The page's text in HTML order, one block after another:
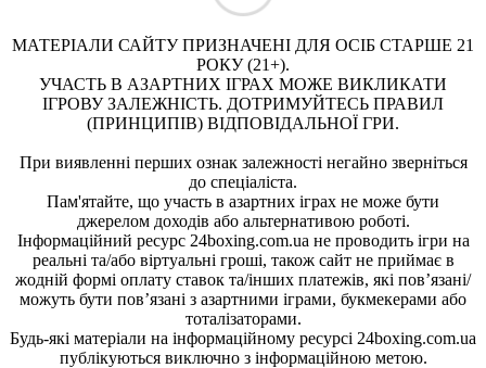
МАТЕРІАЛИ САЙТУ ПРИЗНАЧЕНІ ДЛЯ ОСІБ СТАРШЕ 21
РОКУ (21+).
УЧАСТЬ В АЗАРТНИХ ІГРАХ МОЖЕ ВИКЛИКАТИ
ІГРОВУ ЗАЛЕЖНІСТЬ. ДОТРИМУЙТЕСЬ ПРАВИЛ
(ПРИНЦИПІВ) ВІДПОВІДАЛЬНОЇ ГРИ.
При виявленні перших ознак залежності негайно зверніться
до спеціаліста.
Пам'ятайте, що участь в азартних іграх не може бути
джерелом доходів або альтернативою роботі.
Інформаційний ресурс 24boxing.com.ua не проводить ігри на
реальні та/або віртуальні гроші, також сайт не приймає в
жодній формі оплату ставок та/інших платежів, які пов’язані/
можуть бути пов’язані з азартними іграми, букмекерами або
тоталізаторами.
Будь-які матеріали на інформаційному ресурсі 24boxing.com.ua
публікуються виключно з інформаційною метою.